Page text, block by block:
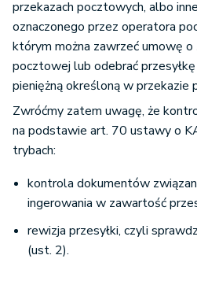
przekazach pocztowych, albo
oznaczonego przez operatora
którym można zawrzeć umowę o
pocztowej lub odebrać
pieniężną określoną w przekazie
Zwróćmy zatem uwagę, że
na podstawie art. 70 ustawy o
trybach:
kontrola dokumentów
ingerowania w zawartość
rewizja przesyłki, czyli
(ust. 2).